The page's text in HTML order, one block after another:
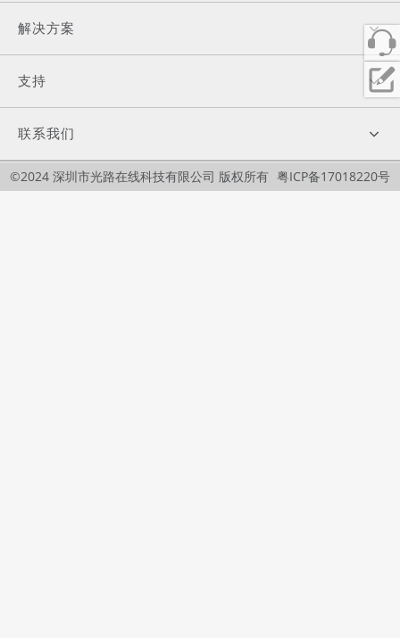
解决方案
支持
联系我们
©2024 深圳市光路在线科技有限公司 版权所有 粤ICP备17018220号